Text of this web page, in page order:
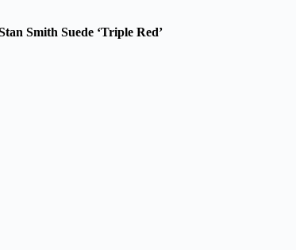
Smith Suede ‘Triple Red’